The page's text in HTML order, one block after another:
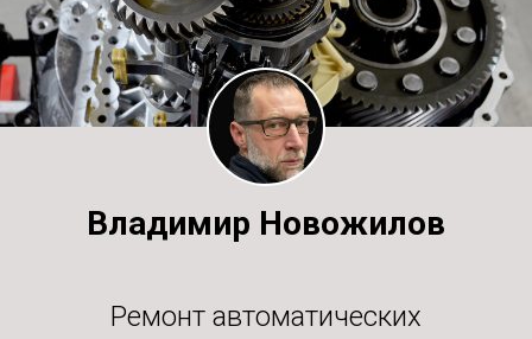
Владимир Новожилов
Ремонт автоматических